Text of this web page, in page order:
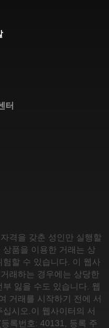
터
격을 갖춘 성인만 실행할
품을 이용한 거래는 상
할 수 있습니다. 이 웹사
래하는 경우에는 상당한
잃을 수도 있습니다. 웹
거래를 시작하기 전에 서
시오. 이 웹사이터의 서
록번호: 40131, 등록 주